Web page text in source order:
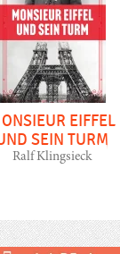
EIFFEL
SEIN TURM
Ralf Klingsieck